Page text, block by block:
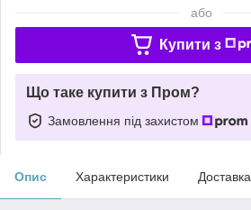
або
Купити з
Що таке купити з Пром?
Замовлення під захистом
Опис Характеристики Доставка